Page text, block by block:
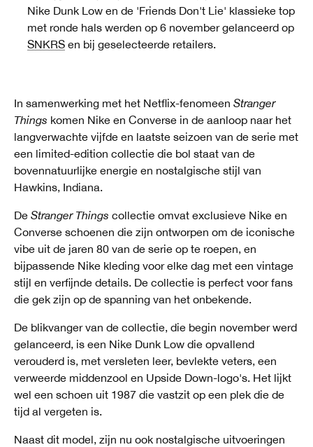
Nike Dunk Low en de 'Friends Don't Lie' klassieke top
met ronde hals werden op 6 november gelanceerd op
SNKRS en bij geselecteerde retailers.
In samenwerking met het Netflix-fenomeen Stranger
Things komen Nike en Converse in de aanloop naar het
langverwachte vijfde en laatste seizoen van de serie met
een limited-edition collectie die bol staat van de
bovennatuurlijke energie en nostalgische stijl van
Hawkins, Indiana.
De Stranger Things collectie omvat exclusieve Nike en
Converse schoenen die zijn ontworpen om de iconische
vibe uit de jaren 80 van de serie op te roepen, en
bijpassende Nike kleding voor elke dag met een vintage
stijl en verfijnde details. De collectie is perfect voor fans
die gek zijn op de spanning van het onbekende.
De blikvanger van de collectie, die begin november werd
gelanceerd, is een Nike Dunk Low die opvallend
verouderd is, met versleten leer, bevlekte veters, een
verweerde middenzool en Upside Down-logo's. Het lijkt
wel een schoen uit 1987 die vastzit op een plek die de
tijd al vergeten is.
Naast dit model, zijn nu ook nostalgische uitvoeringen